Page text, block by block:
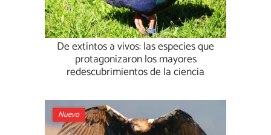
De extintos a vivos: las especies que
protagonizaron los mayores
redescubrimientos de la ciencia
Nuevo